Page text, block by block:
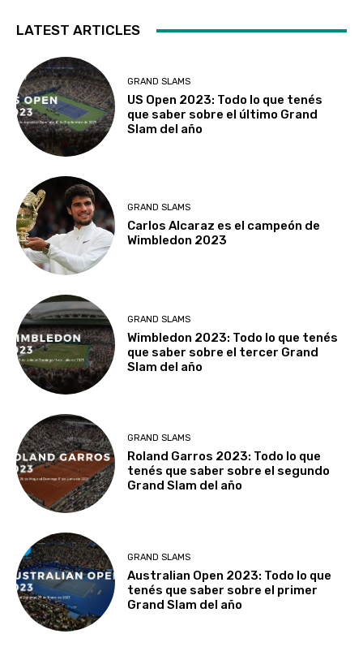
LATEST ARTICLES
GRAND SLAMS
US Open 2023: Todo lo que tenés
que saber sobre el último Grand
Slam del año
GRAND SLAMS
Carlos Alcaraz es el campeón de
Wimbledon 2023
GRAND SLAMS
Wimbledon 2023: Todo lo que tenés
que saber sobre el tercer Grand
Slam del año
GRAND SLAMS
Roland Garros 2023: Todo lo que
tenés que saber sobre el segundo
Grand Slam del año
GRAND SLAMS
Australian Open 2023: Todo lo que
tenés que saber sobre el primer
Grand Slam del año